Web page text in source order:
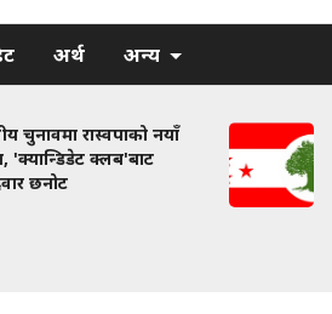
अर्थ अन्य
चुनावमा रास्वपाको नयाँ
'क्यान्डिडेट क्लब'बाट
छनोट